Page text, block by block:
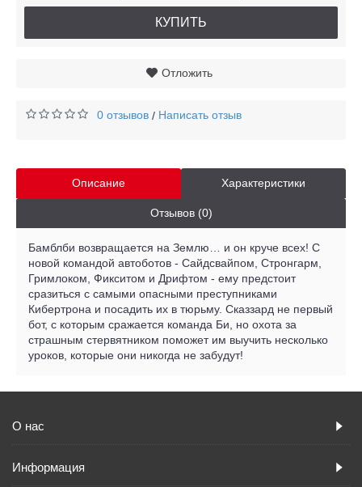
КУПИТЬ
Отложить
0 отзывов / Написать отзыв
Описание Характеристики
Отзывов (0)
Бамблби возвращается на Землю… и он круче всех! С
новой командой автоботов - Сайдсвайпом, Стронгарм,
Гримлоком, Фикситом и Дрифтом - ему предстоит
сразиться с самыми опасными преступниками
Кибертрона и посадить их в тюрьму. Сказзард не первый
бот, с которым сражается команда Би, но охота за
страшным стервятником поможет им выучить несколько
уроков, которые они никогда не забудут!
О нас
Информация